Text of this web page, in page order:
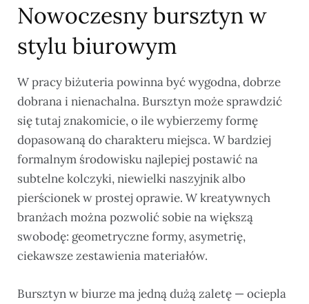
Nowoczesny bursztyn w
stylu biurowym
W pracy biżuteria powinna być wygodna, dobrze
dobrana i nienachalna. Bursztyn może sprawdzić
się tutaj znakomicie, o ile wybierzemy formę
dopasowaną do charakteru miejsca. W bardziej
formalnym środowisku najlepiej postawić na
subtelne kolczyki, niewielki naszyjnik albo
pierścionek w prostej oprawie. W kreatywnych
branżach można pozwolić sobie na większą
swobodę: geometryczne formy, asymetrię,
ciekawsze zestawienia materiałów.
Bursztyn w biurze ma jedną dużą zaletę — ociepla